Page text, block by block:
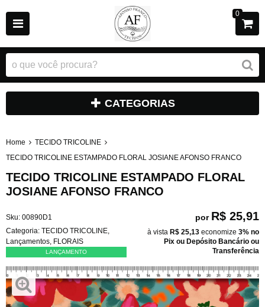
0
CATEGORIAS
Home
TECIDO TRICOLINE
TECIDO TRICOLINE ESTAMPADO FLORAL JOSIANE AFONSO FRANCO
TECIDO TRICOLINE ESTAMPADO FLORAL
JOSIANE AFONSO FRANCO
Sku: 00890D1
Categoria: TECIDO TRICOLINE
Lançamentos FLORAIS
LANÇAMENTO
por R$ 25,91
à vista R$ 25,13 economize 3% no
Pix ou Depósito Bancário ou
Transferência